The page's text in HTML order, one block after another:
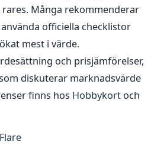
Många rekommenderar
officiella checklistor
mest i värde.
och prisjämförelser,
diskuterar marknadsvärde
finns hos Hobbykort och